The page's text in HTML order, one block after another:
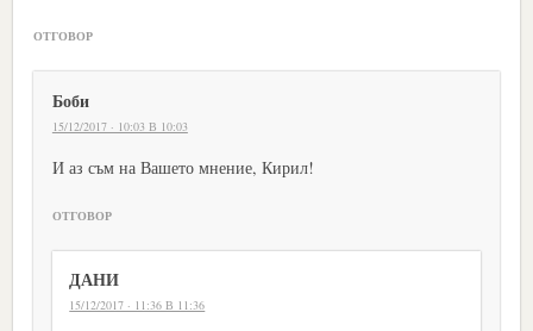
ОТГОВОР
Боби
15/12/2017 · 10:03 В 10:03
И аз съм на Вашето мнение, Кирил!
ОТГОВОР
ДАНИ
15/12/2017 · 11:36 В 11:36